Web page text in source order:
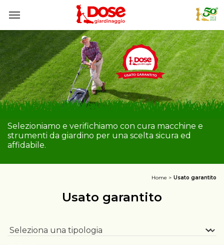
Selezioniamo e verifichiamo con cura macchine e
strumenti da giardino per una scelta sicura ed
affidabile.
Home Usato garantito
Usato garantito